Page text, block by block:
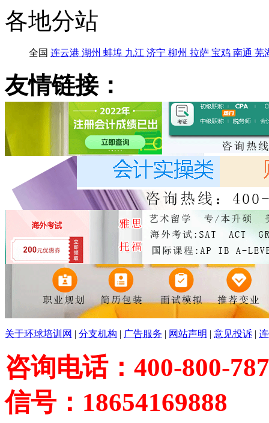
各地分站
全国 连云港 湖州 蚌埠 九江 济宁 柳州 拉萨 宝鸡 南通 芜
友情链接：
关于环球培训网 | 分支机构 | 广告服务 | 网站声明 | 意见投诉 |
咨询电话：400-800-
信号：18654169888